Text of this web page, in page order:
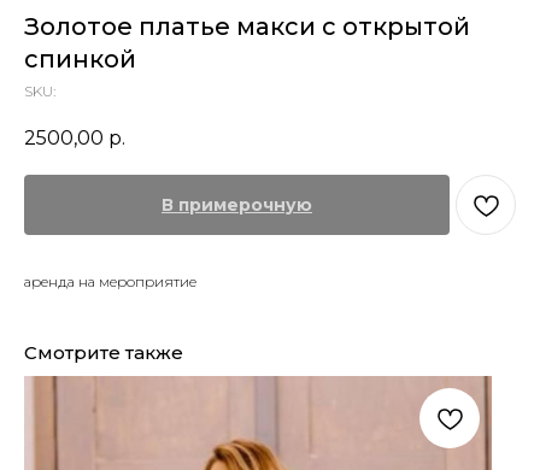
Золотое платье макси с открытой
спинкой
SKU:
2500,00 р.
В примерочную
аренда на мероприятие
Смотрите также